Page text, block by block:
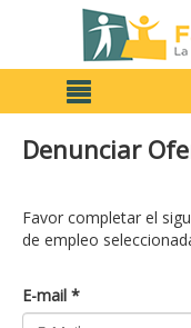
Denunciar
Favor completar el
de empleo
E-mail *